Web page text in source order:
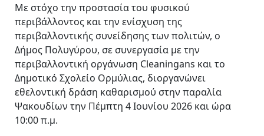
Με στόχο την προστασία του φυσικού
περιβάλλοντος και την ενίσχυση της
περιβαλλοντικής συνείδησης των πολιτών, ο
Δήμος Πολυγύρου, σε συνεργασία με την
περιβαλλοντική οργάνωση Cleaningans και το
Δημοτικό Σχολείο Ορμύλιας, διοργανώνει
εθελοντική δράση καθαρισμού στην παραλία
Ψακουδίων την Πέμπτη 4 Ιουνίου 2026 και ώρα
10:00 π.μ.